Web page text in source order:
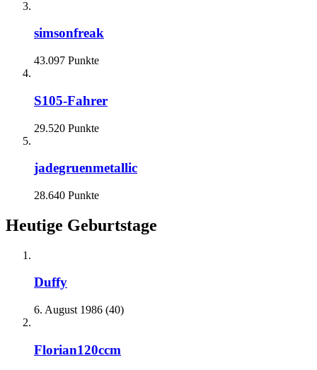
simsonfreak
43.097 Punkte
S105-Fahrer
29.520 Punkte
jadegruenmetallic
28.640 Punkte
Heutige Geburtstage
Duffy
6. August 1986 (40)
Florian120ccm